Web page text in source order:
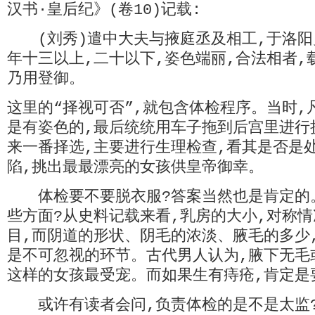
汉书·皇后纪》(卷10)记载:
(刘秀)遣中大夫与掖庭丞及相工,于洛阳
年十三以上,二十以下,姿色端丽,合法相者,
乃用登御。
这里的“择视可否”,就包含体检程序。当时,
是有姿色的,最后统统用车子拖到后宫里进
来一番择选,主要进行生理检查,看其是否是
陷,挑出最最漂亮的女孩供皇帝御幸。
体检要不要脱衣服?答案当然也是肯定的
些方面?从史料记载来看,乳房的大小,对称
目,而阴道的形状、阴毛的浓淡、腋毛的多
是不可忽视的环节。古代男人认为,腋下无
这样的女孩最受宠。而如果生有痔疮,肯定是
或许有读者会问,负责体检的是不是太监